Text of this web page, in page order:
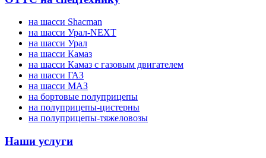
на шасси Shacman
на шасси Урал-NEXT
на шасси Урал
на шасси Камаз
на шасси Камаз с газовым двигателем
на шасси ГАЗ
на шасси МАЗ
на бортовые полуприцепы
на полуприцепы-цистерны
на полуприцепы-тяжеловозы
Наши услуги